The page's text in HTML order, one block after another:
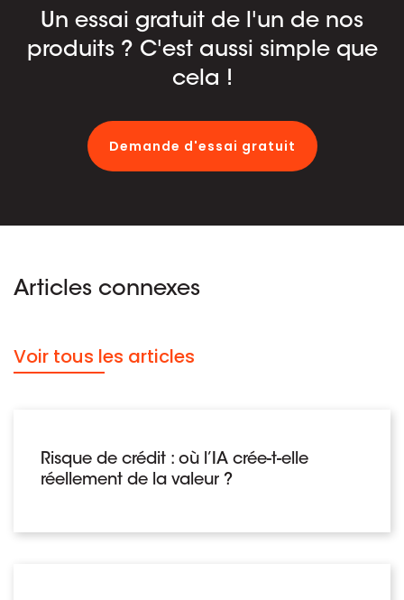
Un essai gratuit de l'un de nos
produits ? C'est aussi simple que
cela !
Demande d'essai gratuit
Articles connexes
Voir tous les articles
Risque de crédit : où l’IA crée-t-elle
réellement de la valeur ?